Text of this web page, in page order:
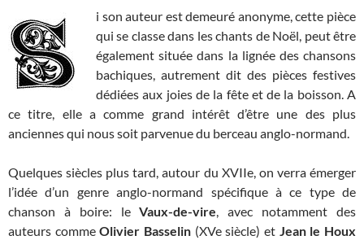
i son auteur est demeuré anonyme, cette pièce
qui se classe dans les chants de Noël, peut être
également située dans la lignée des chansons
bachiques, autrement dit des pièces festives
dédiées aux joies de la fête et de la boisson. A
ce titre, elle a comme grand intérêt d’être une des plus
anciennes qui nous soit parvenue du berceau anglo-normand.
Quelques siècles plus tard, autour du XVIIe, on verra émerger
l’idée d’un genre anglo-normand spécifique à ce type de
chanson à boire: leVaux-de-vire, avec notamment des
auteurs commeOlivier Basselin (XVe siècle) et Jean le Houx